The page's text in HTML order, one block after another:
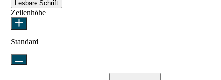
Lesbare Schrift
Zeilenhöhe
Standard